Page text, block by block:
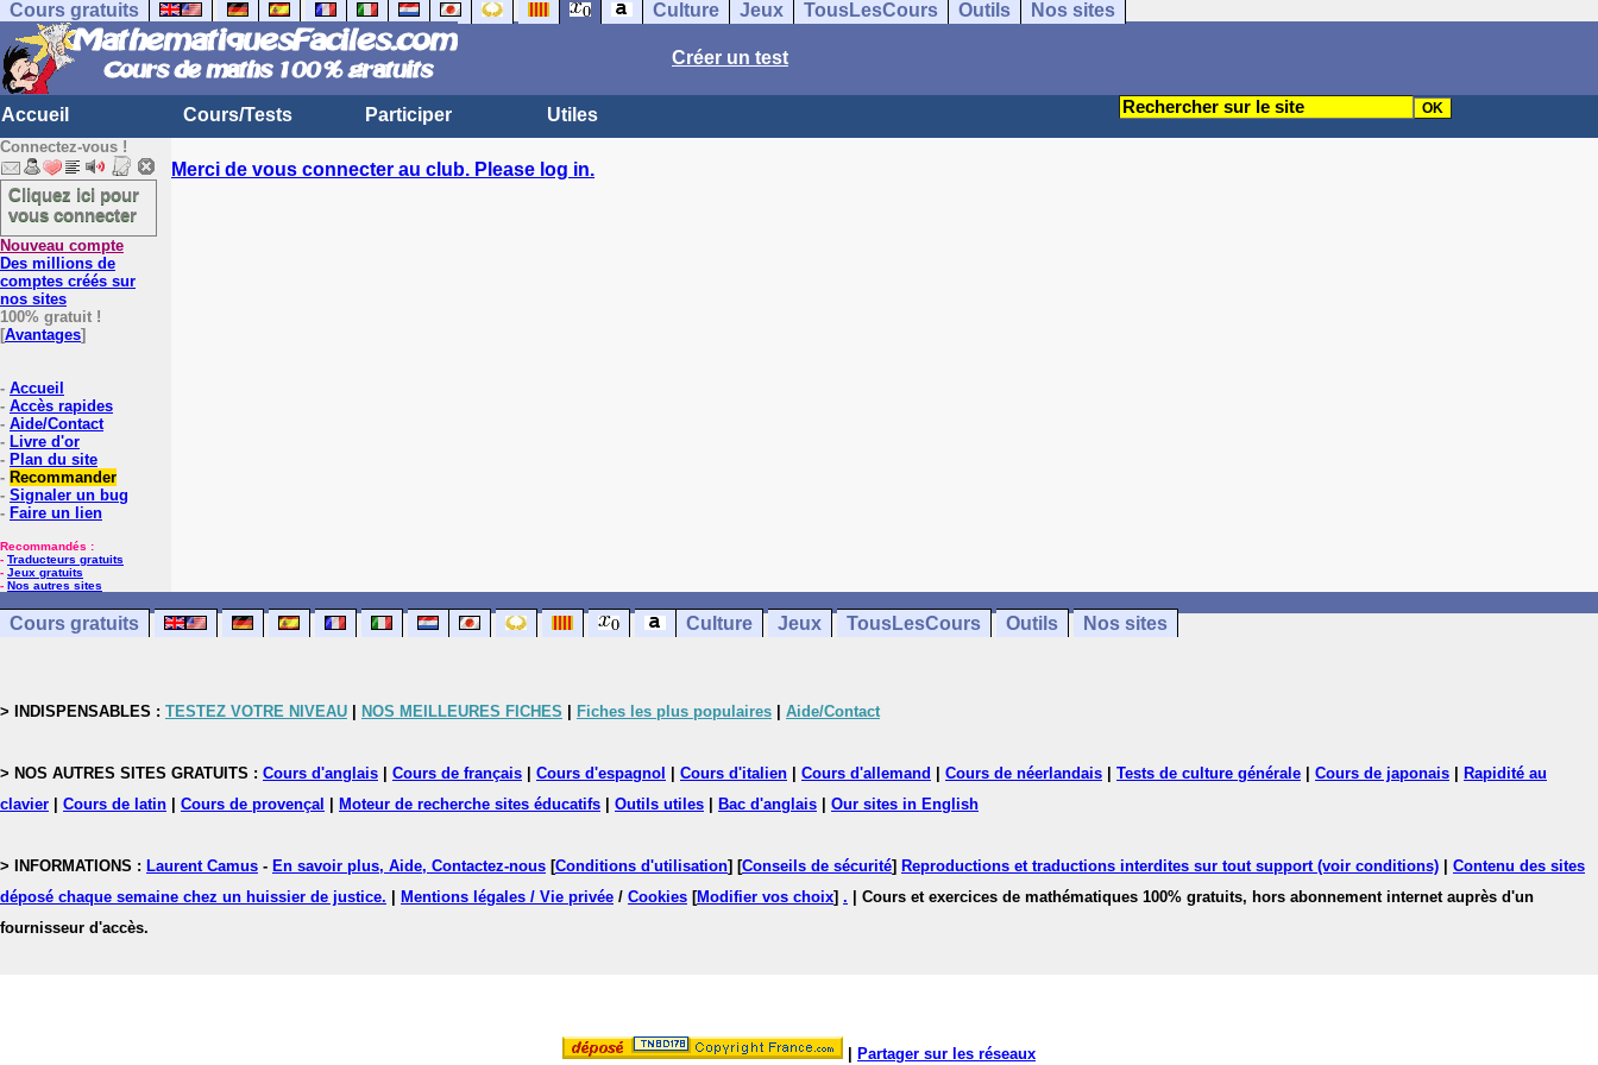
Cours gratuits Culture Jeux TousLesCours Outils Nos sites
Créer un test
Accueil Cours/Tests Participer Utiles
Connectez-vous !
Cliquez ici pour
vous connecter
Nouveau compte
Des millions de
comptes créés sur
nos sites
100% gratuit !
[Avantages]
- Accueil
- Accès rapides
- Aide/Contact
- Livre d'or
- Plan du site
- Recommander
- Signaler un bug
- Faire un lien
Recommandés :
- Traducteurs gratuits
- Jeux gratuits
- Nos autres sites
Merci de vous connecter au club. Please log in.
Cours gratuits Culture Jeux TousLesCours Outils Nos sites
> INDISPENSABLES : TESTEZ VOTRE NIVEAU NOS MEILLEURES FICHES Fiches les plus populaires Aide/Contact
> NOS AUTRES SITES GRATUITS : Cours d'anglais Cours de français Cours d'espagnol Cours d'italien Cours d'allemand Cours de néerlandais Tests de culture générale Cours de japonais
Rapidité au
clavier
Cours de latin Cours de provençal Moteur de recherche sites éducatifs Outils utiles Bac d'anglais Our sites in English
> INFORMATIONS : Laurent Camus - En savoir plus, Aide, Contactez-nous [Conditions d'utilisation] [Conseils de sécurité] Reproductions et traductions interdites sur tout support (voir conditions)
Contenu des sites
déposé chaque semaine chez un huissier de justice.
Mentions légales / Vie privée / Cookies [Modifier vos choix] .
| Cours et exercices de mathématiques 100% gratuits, hors abonnement internet auprès d'un
fournisseur d'accès.
Partager sur les réseaux